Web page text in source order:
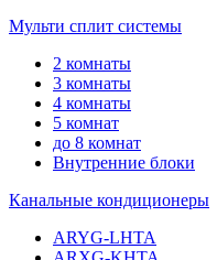
Мульти сплит системы
2 комнаты
3 комнаты
4 комнаты
5 комнат
до 8 комнат
Внутренние блоки
Канальные кондиционеры
ARYG-LHTA